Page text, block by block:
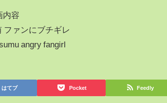
内容
ファンにブチギレ
angry fangirl
はてブ Pocket Feedly